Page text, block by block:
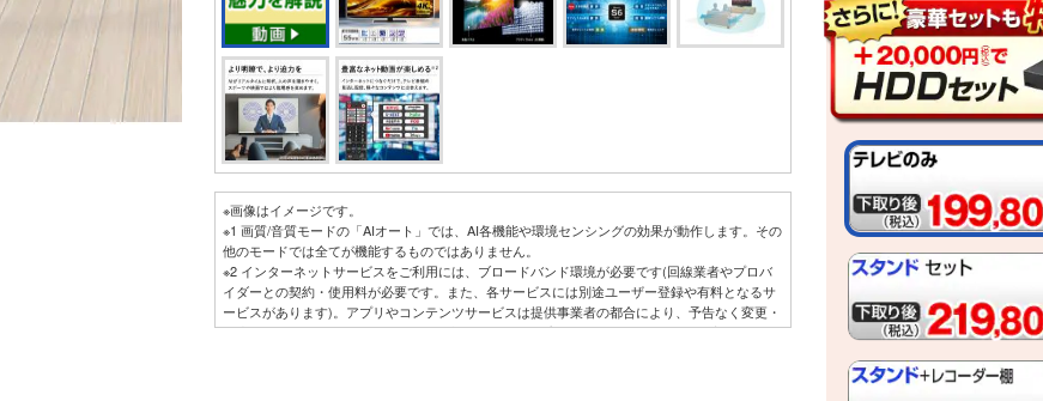
※画像はイメージです。
※1 画質/音質モードの「AIオート」では、AI各機能や環境センシングの効果が動作します。その
他のモードでは全てが機能するものではありません。
※2 インターネットサービスをご利用には、ブロードバンド環境が必要です(回線業者やプロバ
イダーとの契約・使用料が必要です。また、各サービスには別途ユーザー登録や有料となるサ
ービスがあります)。アプリやコンテンツサービスは提供事業者の都合により、予告なく変更・
停止・終了する場合があります。第三者が提供するアプリやコンテンツサービスの変更・停